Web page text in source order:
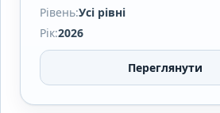
Рівень:Усі рівні
Рік:2026
Переглянути